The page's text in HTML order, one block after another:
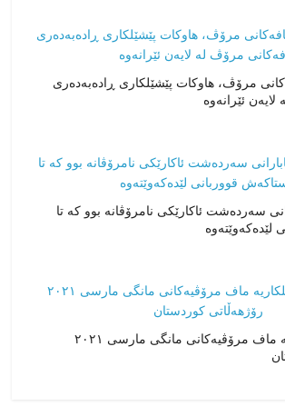
مرۆڤ، هاوکات پێشێلکاری ڕادەبەدەری
ئێرانەوە
سەردەشت ئاکارێکی نامرۆڤانە بوو کە تا
لێدەکەوێتەوە
ڕاپۆرتی پێشێلکاریە ماف مرۆڤیەکانی مانگی مارسی ٢٠٢١